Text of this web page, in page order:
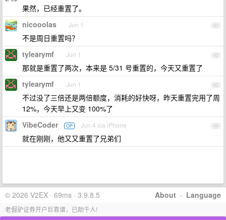
果然，已经重置了。
41
nicooolas Jun 1
不是周日重置吗？
42
tylearymf Jun 1
那就是重置了两次，本来是 5/31 号重置的，今天又重置了
43
tylearymf Jun 1
不过没了三倍还是两倍额度，消耗的好快呀，昨天重置完用了周
12%，今天早上又变 100%了
44
VibeCoder OP Jun 4 via iPhone
就在刚刚，他又又重置了兄弟们
About · Language
© 2026 V2EX · 69ms · 3.9.8.5
老倔驴证券开户巨靠谱，已助千人!